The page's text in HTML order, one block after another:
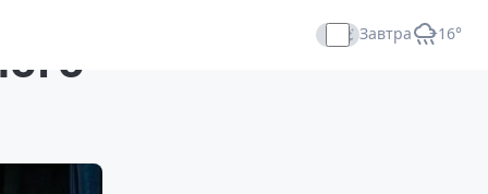
Завтра +16°